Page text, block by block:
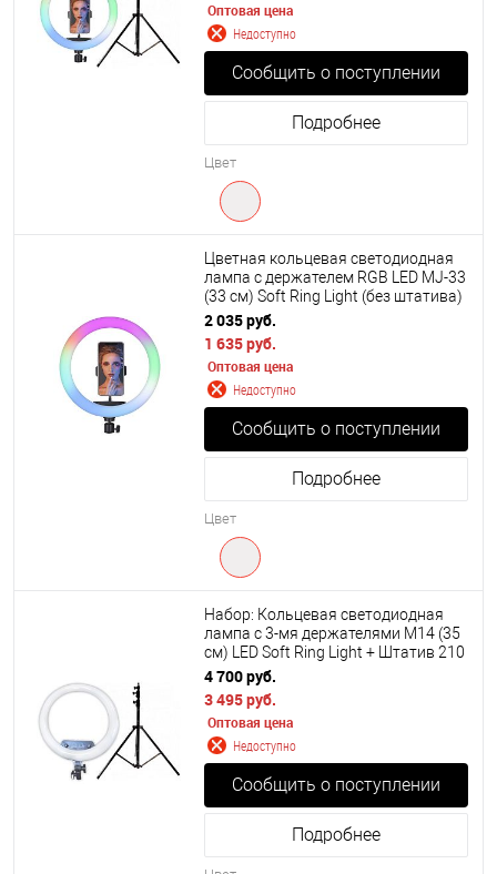
Оптовая цена
Недоступно
Сообщить о поступлении
Подробнее
Цвет
Цветная кольцевая светодиодная
лампа с держателем RGB LED MJ-33
(33 см) Soft Ring Light (без штатива)
2 035 руб.
1 635 руб.
Оптовая цена
Недоступно
Сообщить о поступлении
Подробнее
Цвет
Набор: Кольцевая светодиодная
лампа с 3-мя держателями M14 (35
см) LED Soft Ring Light + Штатив 210
см.
4 700 руб.
3 495 руб.
Оптовая цена
Недоступно
Сообщить о поступлении
Подробнее